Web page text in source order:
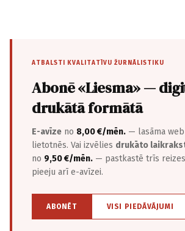
ATBALSTI KVALITATĪVU ŽURNĀLISTIKU
Abonē «Liesma» —
drukātā formātā
E-avīze no 8,00 €/mēn. — lasāma
lietotnēs. Vai izvēlies drukāto
no 9,50 €/mēn. — pastkastē trīs
pieeju arī e-avīzei.
ABONĒT VISI PIEDĀVĀJUMI